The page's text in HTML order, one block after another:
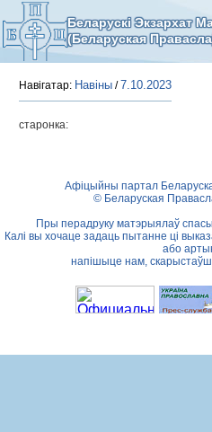
Беларускі Экзархат
(Беларуская
Навігатар: Навіны /7.10.2023
старонка:
Афіцыйны партал
© Беларуская
Пры перадруку матэрыялаў
Калі вы хочаце задаць пытанне ці
або
напішыце нам,